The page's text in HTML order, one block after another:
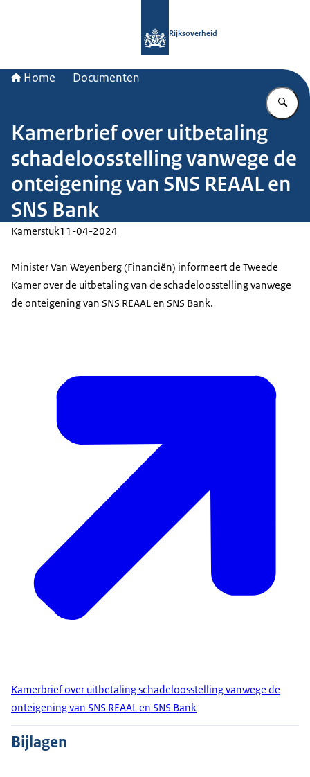
Rijksoverheid
Home Documenten
Kamerbrief over uitbetaling
schadeloosstelling vanwege de
onteigening van SNS REAAL en
SNS Bank
Kamerstuk11-04-2024
Minister Van Weyenberg (Financiën) informeert de Tweede
Kamer over de uitbetaling van de schadeloosstelling vanwege
de onteigening van SNS REAAL en SNS Bank.
Kamerbrief over uitbetaling schadeloosstelling vanwege de
onteigening van SNS REAAL en SNS Bank
Bijlagen